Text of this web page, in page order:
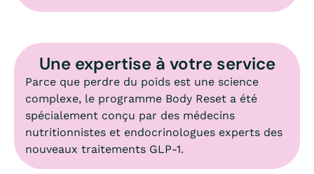
Une expertise à votre service
Parce que perdre du poids est une science
complexe, le programme Body Reset a été
spécialement conçu par des médecins
nutritionnistes et endocrinologues experts des
nouveaux traitements GLP‑1.